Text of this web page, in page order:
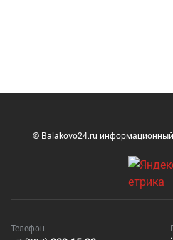
© Balakovo24.ru
Телефон